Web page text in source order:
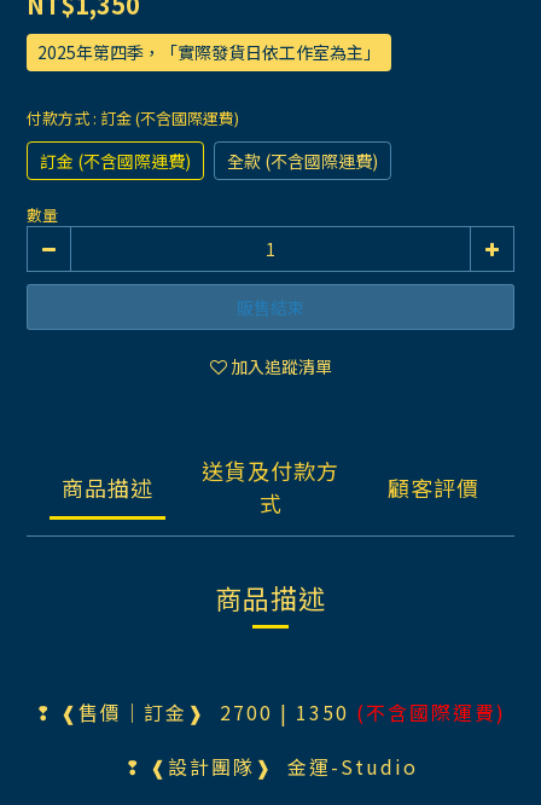
2025年第四季，「實際發貨日依工作室為主」
付款方式 : 訂金 (不含國際運費)
訂金 (不含國際運費) 全款 (不含國際運費)
數量
販售結束
加入追蹤清單
商品描述
送貨及付款方
式
顧客評價
商品描述
❢ ❰售價｜訂金❱ 2700 | 1350 (不含國際運費)
❢ ❰設計團隊❱ 金運-Studio